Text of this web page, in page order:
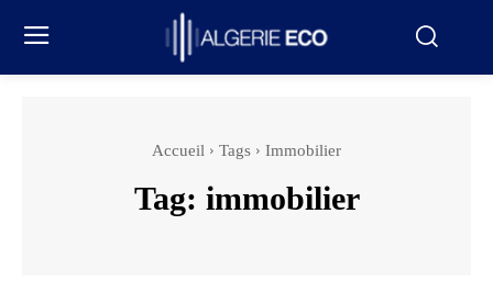
Accueil Tags Immobilier
Tag: immobilier